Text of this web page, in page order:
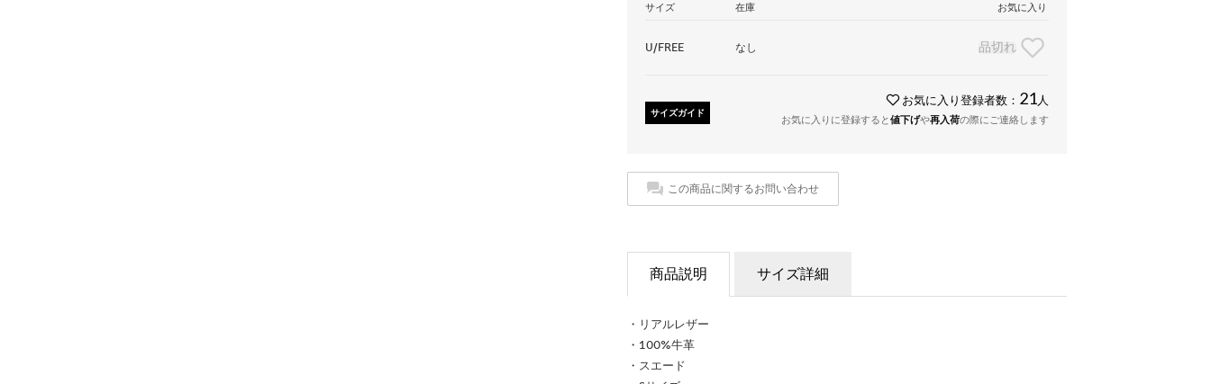
サイズ 在庫 お気に入り
U/FREE なし 品切れ
サイズガイド
お気に入り登録者数： 21 人
お気に入りに登録すると値下げや再入荷の際にご連絡します
この商品に関するお問い合わせ
商品説明 サイズ詳細
・リアルレザー
・100%牛革
・スエード